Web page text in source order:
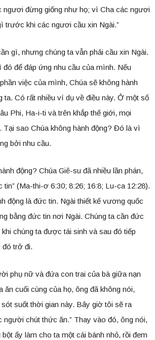
ngươi đừng giống như họ; vì Cha các ngươi
trước khi các ngươi cầu xin Ngài.”
gì, nhưng chúng ta vẫn phải cầu xin Ngài.
đó để đáp ứng nhu cầu của mình. Nếu
việc của mình, Chúa sẽ không hành
ta. Có rất nhiều ví dụ về điều này. Ở một số
Phi, Ha-i-ti và trên khắp thế giới, mọi
Tại sao Chúa không hành động? Đó là vì
bởi nhu cầu.
động? Chúa Giê-su đã nhiều lần phán,
tin” (Ma-thi-ơ 6:30; 8:26; 16:8; Lu-ca 12:28).
động là đức tin. Ngài thiết kế vương quốc
bằng đức tin nơi Ngài. Chúng ta cần đức
khi chúng ta được tái sinh và sau đó tiếp
đó trở đi.
phụ nữ và đứa con trai của bà giữa nạn
ăn cuối cùng của họ, ông đã không nói,
suốt thời gian này. Bây giờ tôi sẽ ra
người chút thức ăn.” Thay vào đó, ông nói,
ấy làm cho ta một cái bánh nhỏ, rồi đem